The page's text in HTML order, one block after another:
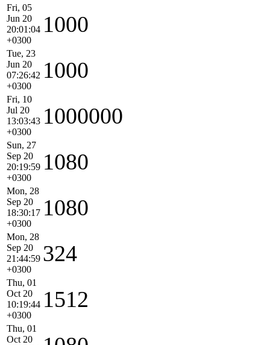
Fri, 05
Jun 20
20:01:04
+0300
1000
Tue, 23
Jun 20
07:26:42
+0300
1000
Fri, 10
Jul 20
13:03:43
+0300
1000000
Sun, 27
Sep 20
20:19:59
+0300
1080
Mon, 28
Sep 20
18:30:17
+0300
1080
Mon, 28
Sep 20
21:44:59
+0300
324
Thu, 01
Oct 20
10:19:44
+0300
1512
Thu, 01
Oct 20